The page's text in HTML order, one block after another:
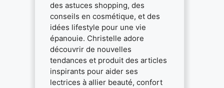
des astuces shopping, des
conseils en cosmétique, et des
idées lifestyle pour une vie
épanouie. Christelle adore
découvrir de nouvelles
tendances et produit des articles
inspirants pour aider ses
lectrices à allier beauté, confort